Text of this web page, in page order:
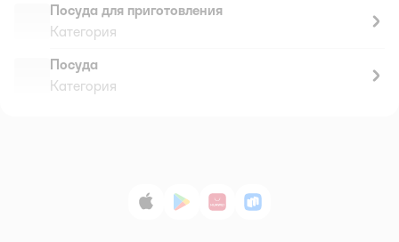
Посуда для приготовления
Категория
Посуда
Категория
App StoreGoogle Play
AppGallery
RuStore